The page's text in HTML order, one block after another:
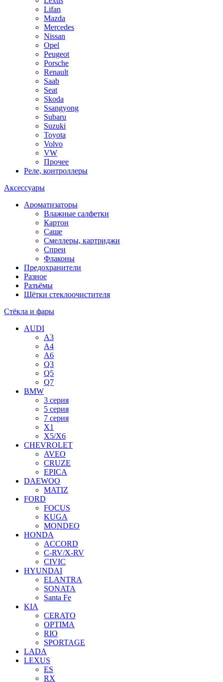
Lifan
Mazda
Mercedes
Nissan
Opel
Peugeot
Porsche
Renault
Saab
Seat
Skoda
Ssangyong
Subaru
Suzuki
Toyota
Volvo
VW
Прочее
Реле, контроллеры
Аксессуары
Ароматизаторы
Влажные салфетки
Картон
Саше
Смеллеры, картриджи
Спреи
Флаконы
Предохранители
Разное
Разъёмы
Щётки стеклоочистителя
Стёкла и фары
AUDI
A3
A4
A6
Q3
Q5
Q7
BMW
3 серия
5 серия
7 серия
X1
X5/X6
CHEVROLET
AVEO
CRUZE
EPICA
DAEWOO
MATIZ
FORD
FOCUS
KUGA
MONDEO
HONDA
ACCORD
C-RV/X-RV
CIVIC
HYUNDAI
ELANTRA
SONATA
Santa Fe
KIA
CERATO
OPTIMA
RIO
SPORTAGE
LADA
LEXUS
ES
RX